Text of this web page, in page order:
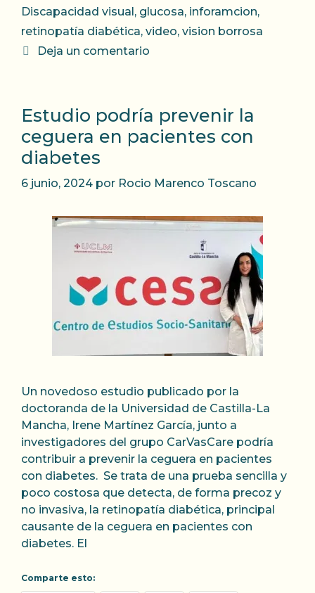
Discapacidad visual , glucosa, inforamcion,
retinopatía diabética, video, vision borrosa
Deja un comentario
Estudio podría prevenir la
ceguera en pacientes con
diabetes
6 junio, 2024 por Rocio Marenco Toscano
Un novedoso estudio publicado por la
doctoranda de la Universidad de Castilla-La
Mancha, Irene Martínez García, junto a
investigadores del grupo CarVasCare podría
contribuir a prevenir la ceguera en pacientes
con diabetes. Se trata de una prueba sencilla y
poco costosa que detecta, de forma precoz y
no invasiva, la retinopatía diabética, principal
causante de la ceguera en pacientes con
diabetes. El
Comparte esto: